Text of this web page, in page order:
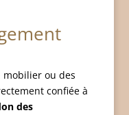
mobilier ou des
confiée à
des